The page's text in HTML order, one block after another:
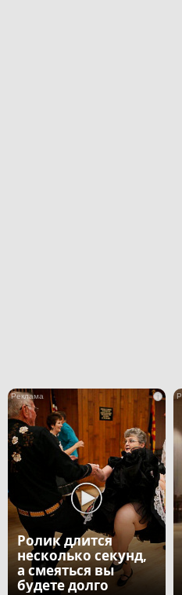
i
Ролик длится
несколько секунд,
а смеяться вы
будете долго